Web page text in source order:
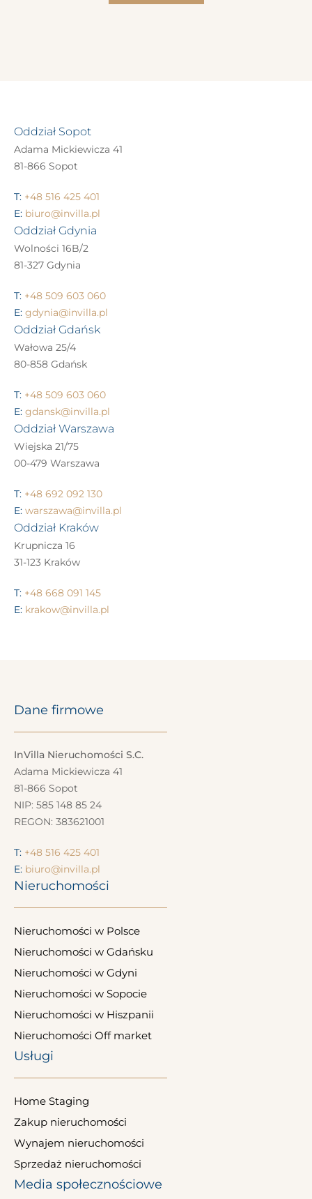
Oddział Sopot
Adama Mickiewicza 41
81-866 Sopot
T: +48 516 425 401
E: biuro@invilla.pl
Oddział Gdynia
Wolności 16B/2
81-327 Gdynia
T: +48 509 603 060
E: gdynia@invilla.pl
Oddział Gdańsk
Wałowa 25/4
80-858 Gdańsk
T: +48 509 603 060
E: gdansk@invilla.pl
Oddział Warszawa
Wiejska 21/75
00-479 Warszawa
T: +48 692 092 130
E: warszawa@invilla.pl
Oddział Kraków
Krupnicza 16
31-123 Kraków
T: +48 668 091 145
E: krakow@invilla.pl
Dane firmowe
InVilla Nieruchomości S.C.
Adama Mickiewicza 41
81-866 Sopot
NIP: 585 148 85 24
REGON: 383621001
T: +48 516 425 401
E: biuro@invilla.pl
Nieruchomości
Nieruchomości w Polsce
Nieruchomości w Gdańsku
Nieruchomości w Gdyni
Nieruchomości w Sopocie
Nieruchomości w Hiszpanii
Nieruchomości Off market
Usługi
Home Staging
Zakup nieruchomości
Wynajem nieruchomości
Sprzedaż nieruchomości
Media społecznościowe